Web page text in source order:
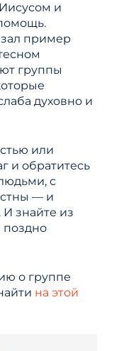
и
пример
группы
духовно и
или
и обратитесь
с
— и
И знайте из
поздно
о группе
на этой